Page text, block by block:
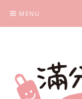
content
MENU